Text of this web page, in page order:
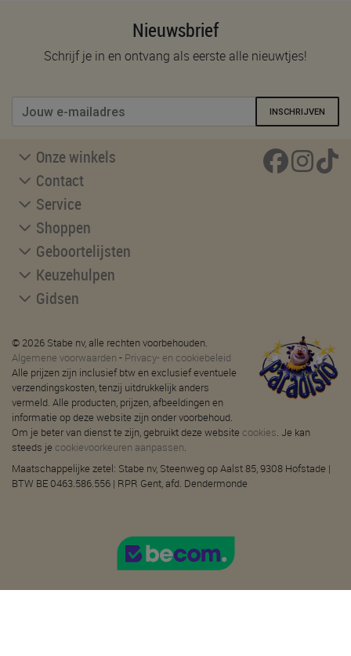
Nieuwsbrief
Schrijf je in en ontvang als eerste alle nieuwtjes!
INSCHRIJVEN
Onze winkels
Contact
Service
Shoppen
Geboortelijsten
Keuzehulpen
Gidsen
© 2026 Stabe nv, alle rechten voorbehouden.
Algemene voorwaarden - Privacy- en cookiebeleid
Alle prijzen zijn inclusief btw en exclusief eventuele
verzendingskosten, tenzij uitdrukkelijk anders
vermeld. Alle producten, prijzen, afbeeldingen en
informatie op deze website zijn onder voorbehoud.
Om je beter van dienst te zijn, gebruikt deze website cookies. Je kan
steeds je cookievoorkeuren aanpassen.
Maatschappelijke zetel: Stabe nv, Steenweg op Aalst 85, 9308 Hofstade |
BTW BE 0463.586.556 | RPR Gent, afd. Dendermonde